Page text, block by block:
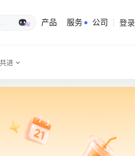
生意专家
产品 服务 公司
有赞公益
登录
进